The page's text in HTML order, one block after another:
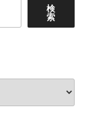
検
索